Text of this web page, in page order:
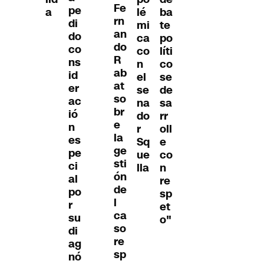
a
pe
di
do
co
ns
id
er
ac
ió
n
es
pe
ci
al
po
r
su
di
ag
nó
Fe
rn
an
do
R
ab
at
so
br
e
la
ge
sti
ón
de
l
ca
so
re
sp
lé
mi
ca
co
n
el
se
na
do
r
Sq
ue
lla
ba
te
po
líti
co
se
de
sa
rr
oll
e
co
n
re
sp
et
o"